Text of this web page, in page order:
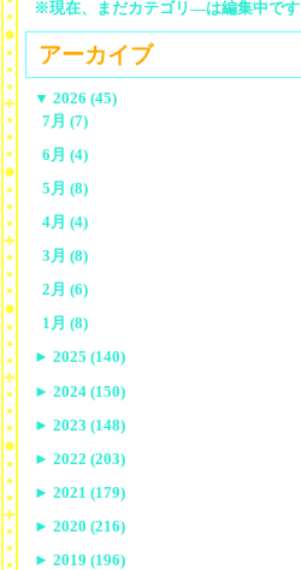
※現在、まだカテゴリ—は編集中です
アーカイブ
▼ 2026 (45)
7月 (7)
6月 (4)
5月 (8)
4月 (4)
3月 (8)
2月 (6)
1月 (8)
► 2025 (140)
► 2024 (150)
► 2023 (148)
► 2022 (203)
► 2021 (179)
► 2020 (216)
► 2019 (196)